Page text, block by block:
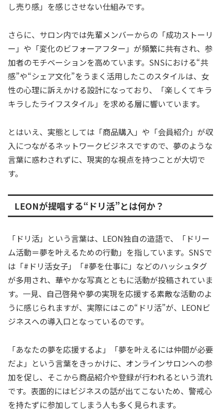
し売り感」を感じさせない仕組みです。
さらに、サロン内では先輩メンバーからの「成功ストーリ
ー」や「変化のビフォーアフター」が頻繁に共有され、参
加者のモチベーションを高めています。SNSにおける“共
感”や“シェア文化”をうまく活用したこのスタイルは、女
性の心理に訴えかける設計になっており、「楽しくてキラ
キラしたライフスタイル」を求める層に響いています。
とはいえ、実態としては「商品購入」や「会員紹介」が収
入につながるネットワークビジネスですので、夢のような
言葉に惑わされずに、現実的な視点を持つことが大切で
す。
LEONが提唱する“ドリ活”とは何か？
「ドリ活」という言葉は、LEON独自の造語で、「ドリー
ム活動＝夢を叶えるための行動」を指しています。SNSで
は「#ドリ活女子」「#夢を仕事に」などのハッシュタグ
が多用され、華やかな写真とともに活動が投稿されていま
す。一見、自己啓発や夢の実現を応援する素敵な活動のよ
うに感じられますが、実際にはこの“ドリ活”が、LEONビ
ジネスへの導入口となっているのです。
「あなたの夢を応援するよ」「夢を叶えるには仲間が必要
だよ」という言葉をきっかけに、オンラインサロンへの参
加を促し、そこから商品紹介や登録が行われるという流れ
です。表面的にはビジネスの話が出てこないため、警戒心
を持たずに参加してしまう人も多く見られます。